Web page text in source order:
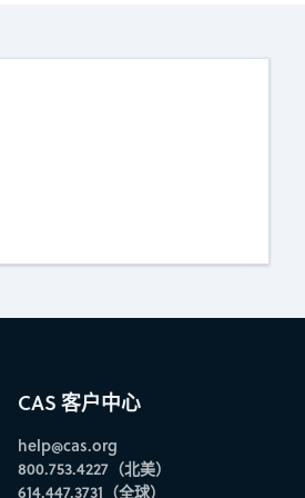
CAS 客户中心
help@cas.org
800.753.4227（北美）
614.447.3731（全球）